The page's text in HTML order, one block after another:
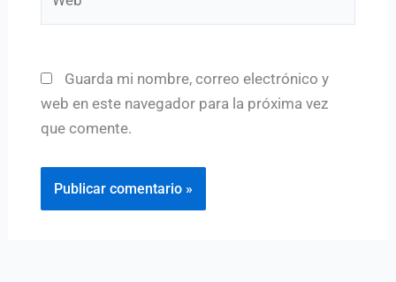
Guarda mi nombre, correo electrónico y
web en este navegador para la próxima vez
que comente.